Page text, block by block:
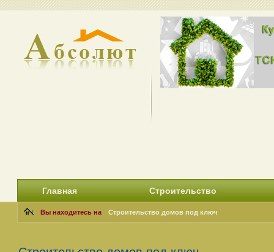
Главная Строительство
Вы находитесь на Строительство домов под ключ